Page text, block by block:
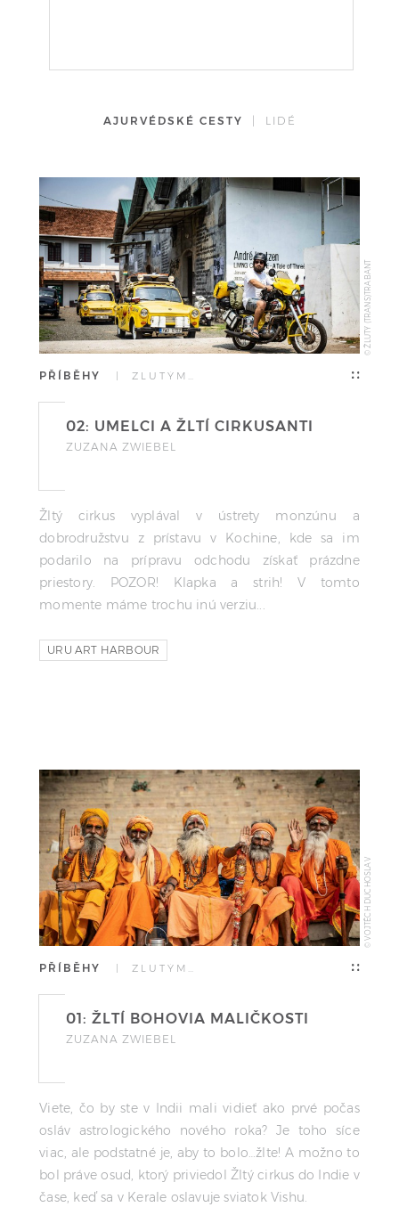
AJURVÉDSKÉ CESTY | LIDÉ
© ŽLUTÝ (TRANS)TRABANT
PŘÍBĚHY | ŽLUTÝM…
02: UMELCI A ŽLTÍ CIRKUSANTI
ZUZANA ZWIEBEL
Žltý cirkus vyplával v ústrety monzúnu a
dobrodružstvu z prístavu v Kochine, kde sa im
podarilo na prípravu odchodu získať prázdne
priestory. POZOR! Klapka a strih! V tomto
momente máme trochu inú verziu...
URU ART HARBOUR
© VOJTĚCH DUCHOSLAV
PŘÍBĚHY | ŽLUTÝM…
01: ŽLTÍ BOHOVIA MALIČKOSTI
ZUZANA ZWIEBEL
Viete, čo by ste v Indii mali vidieť ako prvé počas
osláv astrologického nového roka? Je toho síce
viac, ale podstatné je, aby to bolo…žlte! A možno to
bol práve osud, ktorý priviedol Žltý cirkus do Indie v
čase, keď sa v Kerale oslavuje sviatok Vishu.